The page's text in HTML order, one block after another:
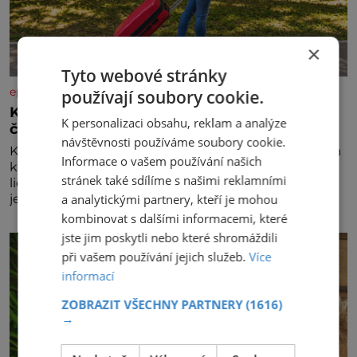
epochaplus.cz
Kufr, který se konečně rozjede. Proč lidé
čekají na kolečka téměř pět tisíc let?
Kolo patří k nejstarším vynálezům lidstva, ale kufr na
kolečkách se objevuje až ve 20. století. Po tisíce let
lidé vláčejí těžká zavazadla v rukou, na zádech nebo
je nakládají na povozy. Stačí přitom jediný nápad,
připevnit ke kufru kolečka. Jenže právě ten nikdo
dlouho nedostane. Až jednou se na letišti ozve věta,
která změní
×
Tyto webové stránky
používají soubory cookie.
K personalizaci obsahu, reklam a analýze
návštěvnosti používáme soubory cookie.
Informace o vašem používání našich
stránek také sdílíme s našimi reklamními
a analytickými partnery, kteří je mohou
kombinovat s dalšími informacemi, které
jste jim poskytli nebo které shromáždili
při vašem používání jejich služeb.Více
informací
ZOBRAZIT VŠECHNY PARTNERY(1616)
→